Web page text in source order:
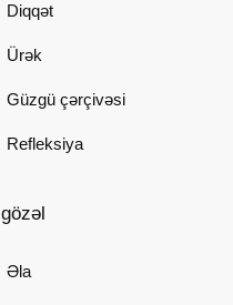
Diqqət
Ürək
Güzgü çərçivəsi
Refleksiya
gözəl
Əla